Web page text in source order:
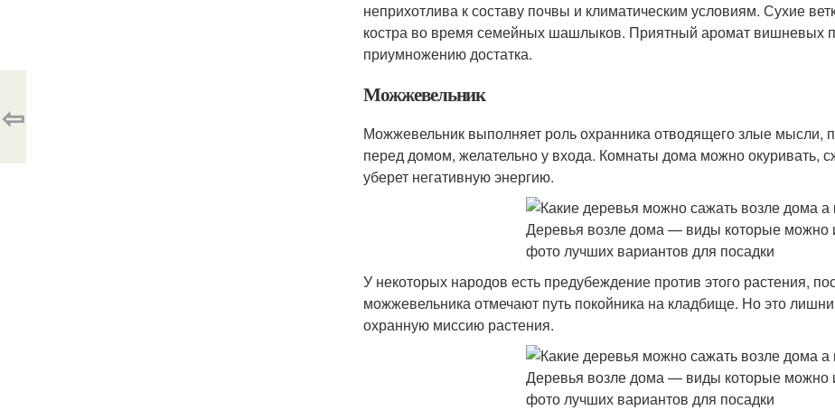
неприхотлива к составу почвы и климатическим условиям. Сухие
костра во время семейных шашлыков. Приятный аромат вишневых
приумножению достатка.
Можжевельник
Можжевельник выполняет роль охранника отводящего злые мысли,
перед домом, желательно у входа. Комнаты дома можно окуривать,
уберет негативную энергию.
У некоторых народов есть предубеждение против этого растения,
можжевельника отмечают путь покойника на кладбище. Но это
охранную миссию растения.
⇦